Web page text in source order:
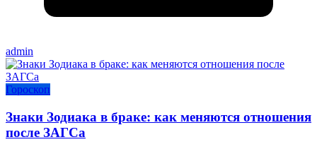
admin
Гороскоп
Знаки Зодиака в браке: как меняются отношения
после ЗАГСа